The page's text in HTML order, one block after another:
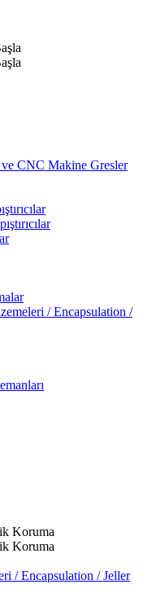
CNC Makine Gresler
/ Encapsulation /
Koruma
Koruma
/ Encapsulation / Jeller